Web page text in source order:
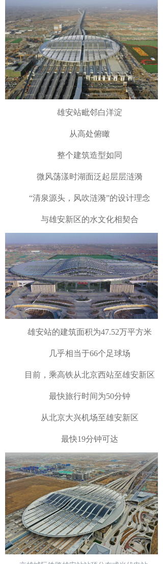
雄安站毗邻白洋淀
从高处俯瞰
整个建筑造型如同
微风荡漾时湖面泛起层层涟漪
“清泉源头，风吹涟漪”的设计理念
与雄安新区的水文化相契合
雄安站的建筑面积为47.52万平方米
几乎相当于66个足球场
目前，乘高铁从北京西站至雄安新区
最快旅行时间为50分钟
从北京大兴机场至雄安新区
最快19分钟可达